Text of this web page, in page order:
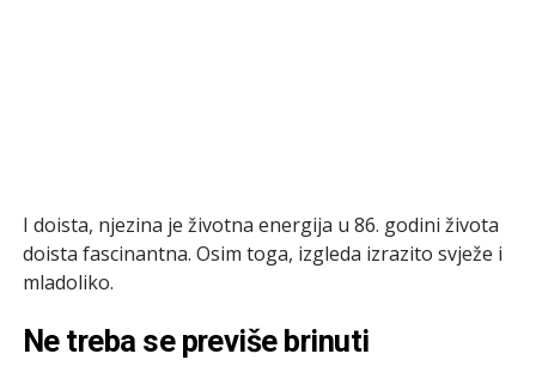
I doista, njezina je životna energija u 86. godini života
doista fascinantna. Osim toga, izgleda izrazito svježe i
mladoliko.
Ne treba se previše brinuti